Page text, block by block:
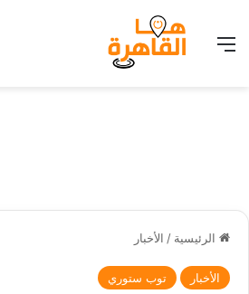
القائمة
الرئيسية / الأخبار
الأخبار توب ستوري